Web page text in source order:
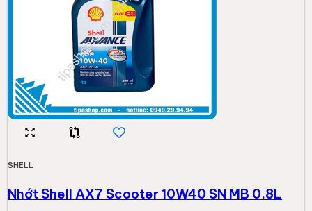
SHELL
Nhớt Shell AX7 Scooter 10W40 SN MB 0.8L